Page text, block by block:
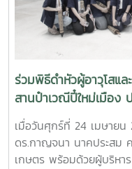
ร่วมมือด้านวิชาการ การวิ
ปริญญาตรีและบัณฑิตศึกษ
Ken’ichi Yano ได้นำเ
Welfare, and Care-
Engineering, Welfare
Systems” ซึ่งเกี่ยวข้องกั
ดูแลผู้สูงอายุ และระบบสนั
พยาบาล รวมถึงการออก
เฉพาะ เช่น การเกษตร ก
อันตรายอื่นๆนอกจากนี้ ผู้
ร่วมพิธีดำหัวผู้อาวุโสแ
สานป๋าเวณีปี๋ใหม่เมือง
เมื่อวันศุกร์ที่ 24 เมษายน
ดร.กาญจนา นาคประสม
เกษตร พร้อมด้วยผู้บริหา